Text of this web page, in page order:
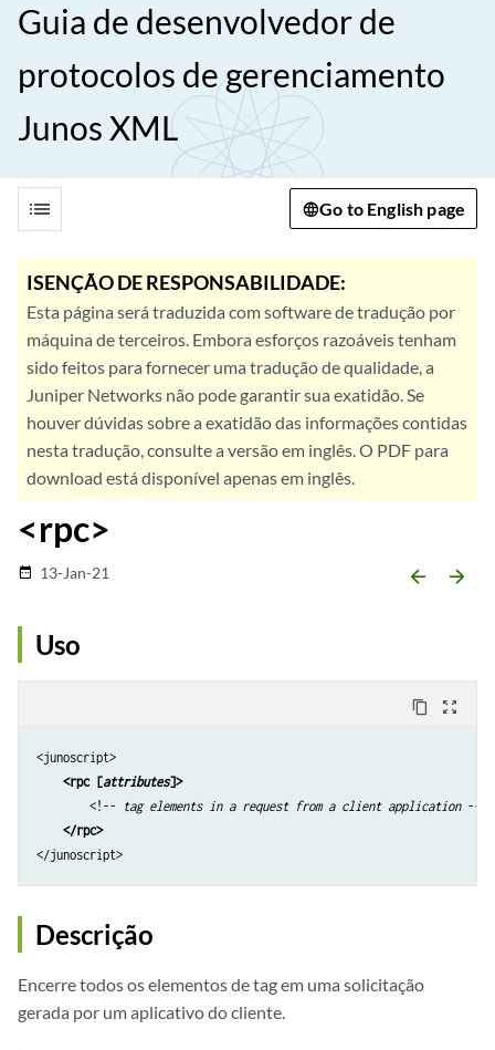
Guia de desenvolvedor de
protocolos de gerenciamento
Junos XML
list Go to English page
ISENÇÃO DE RESPONSABILIDADE:
Esta página será traduzida com software de tradução por
máquina de terceiros. Embora esforços razoáveis tenham
sido feitos para fornecer uma tradução de qualidade, a
Juniper Networks não pode garantir sua exatidão. Se
houver dúvidas sobre a exatidão das informações contidas
nesta tradução, consulte a versão em inglês. O PDF para
download está disponível apenas em inglês.
<rpc>
date_range 13-Jan-21 arrow_backward arrow_forward
Uso
content_copy zoom_out_map
<junoscript>
<rpc [attributes]>
        <!--
tag elements in a request from a client application -->
</rpc>
</junoscript>
Descrição
Encerre todos os elementos de tag em uma solicitação
gerada por um aplicativo do cliente.